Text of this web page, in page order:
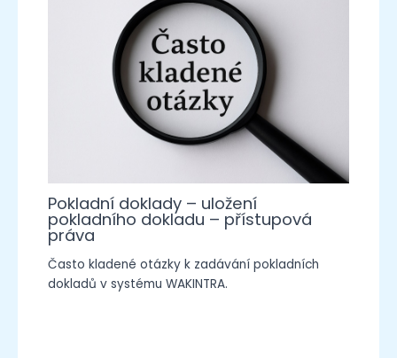
Pokladní doklady – uložení
pokladního dokladu – přístupová
práva
Často kladené otázky k zadávání pokladních
dokladů v systému WAKINTRA.